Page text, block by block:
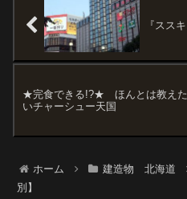
『スス
★完食できる!?★ ほんとは教え
いチャーシュー天国
ホーム 建造物 北海道
別】